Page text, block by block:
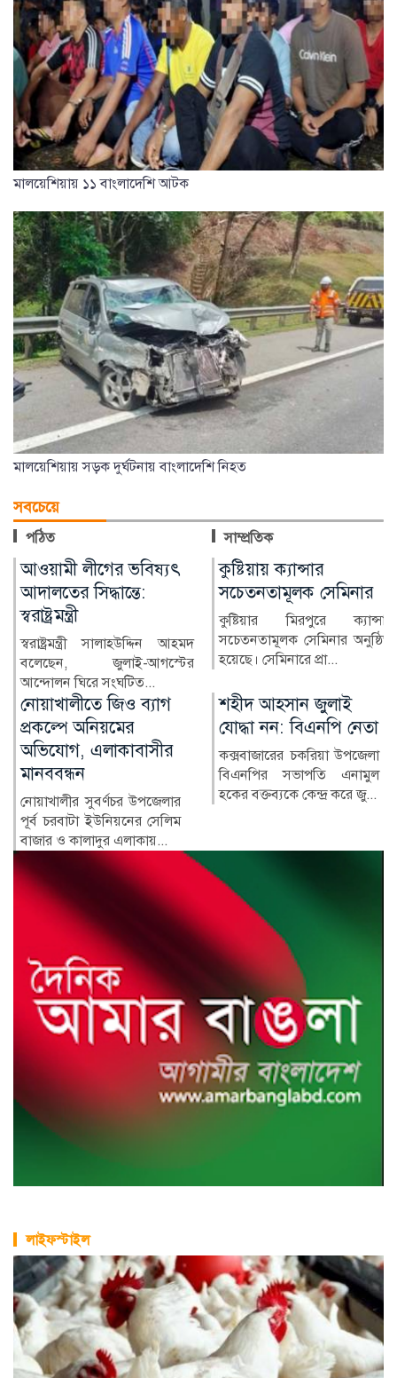
মালয়েশিয়ায় ১১ বাংলাদেশি আটক
মালয়েশিয়ায় সড়ক দুর্ঘটনায় বাংলাদেশি নিহত
সবচেয়ে
পঠিত সাম্প্রতিক
কুষ্টিয়ায় ক্যান্সার
সচেতনতামূলক সেমিনার
কুষ্টিয়ার মিরপুরে ক্যান্সার
সচেতনতামূলক সেমিনার অনুষ্ঠিত
হয়েছে। সেমিনারে প্রা...
লাখ টাকার ফল-নাস্তা নিয়ে
সাবেক ইউএনওকে ঘিরে
প্রশ্ন
কুষ্টিয়ার মিরপুর উপজেলার সাবেক
নির্বাহী কর্মকর্তা (ইউএনও)
শহীদ আহসান জুলাই
যোদ্ধা নন: বিএনপি নেতা
কক্সবাজারের চকরিয়া উপজেলা
বিএনপির সভাপতি এনামুল
হকের বক্তব্যকে কেন্দ্র করে জু...
হাসিনা দিল্লিতে,
পরিবারের অন্য সদস্যরা
কে কোথায়?
সাবেক প্রধানমন্ত্রী শেখ হাসিনার
সরকারের পতনের পর তাঁর
লাইফস্টাইল